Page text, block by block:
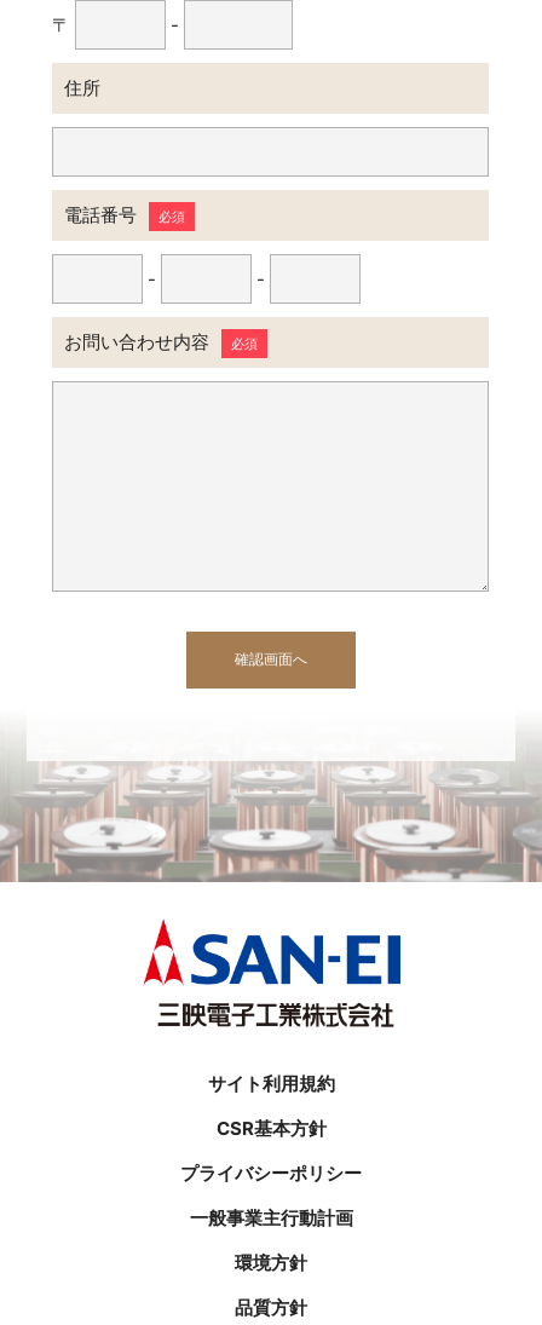
〒 -
住所
電話番号 必須
- -
お問い合わせ内容 必須
確認画面へ
サイト利用規約
CSR基本方針
プライバシーポリシー
一般事業主行動計画
環境方針
品質方針